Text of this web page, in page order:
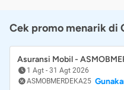
Cek promo menarik di
Asuransi Mobil -
1 Agt - 31 Agt 2026
ASMOBMERDEKA25